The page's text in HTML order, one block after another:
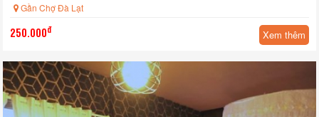
HOT
Gần Chợ Đà Lạt
250.000đ Xem thêm